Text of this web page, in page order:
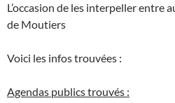
L’occasion de les interpeller entre
de Moutiers
Voici les infos trouvées :
Agendas publics trouvés :